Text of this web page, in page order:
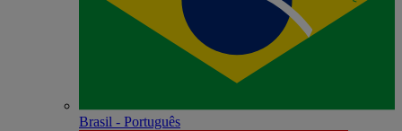
Brasil - Português